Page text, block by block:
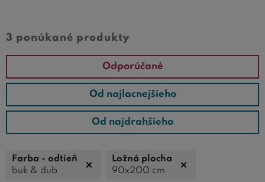
a to z hlavného dôvodu - ponúkajú skvelý
3 ponúkané produkty
Odporúčané
Od najlacnejšieho
Od najdrahšieho
Farba - odtieň
buk & dub
Ložná plocha
90x200 cm